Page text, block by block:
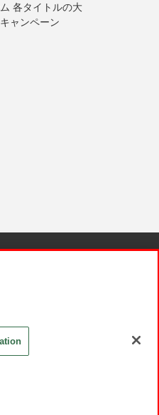
各タイトルの大
ャンペーン